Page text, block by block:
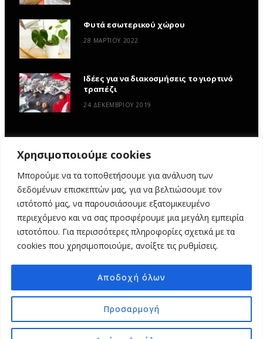
Χρησιμοποιούμε cookies
Μπορούμε να τα τοποθετήσουμε για ανάλυση των
δεδομένων επισκεπτών μας, για να βελτιώσουμε τον
ιστότοπό μας, να παρουσιάσουμε εξατομικευμένο
περιεχόμενο και να σας προσφέρουμε μια μεγάλη εμπειρία
ιστοτόπου. Για περισσότερες πληροφορίες σχετικά με τα
cookies που χρησιμοποιούμε, ανοίξτε τις ρυθμίσεις.
Προσαρμογή
Αποδοχή όλων
Φυτά εσωτερικού χώρου
28 ΜΑΡΤΊΟΥ 2022
Ιδέες για να διακοσμήσεις το γιορτινό
τραπέζι
24 ΔΕΚΕΜΒΡΊΟΥ 2019
ΥΦΑΣΜΆΤΙΝΕΣ ΙΣΤΟΡΊΕΣ DIY
ΕΡΓΑΣΤΉΡΙΑ
© 2025 MY FABRIC OF LIFE. ALL RIGHTS RESERVED. DESIGN
MINDTHEAD